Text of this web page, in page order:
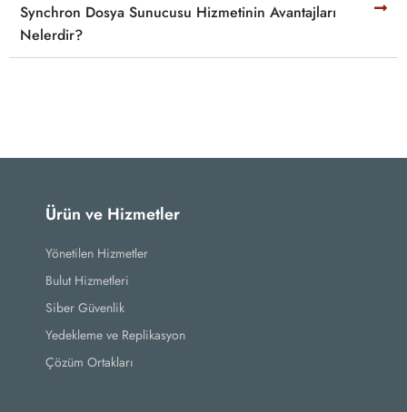
Synchron Dosya Sunucusu Hizmetinin Avantajları
Nelerdir?
Ürün ve Hizmetler
Yönetilen Hizmetler
Bulut Hizmetleri
Siber Güvenlik
Yedekleme ve Replikasyon
Çözüm Ortakları